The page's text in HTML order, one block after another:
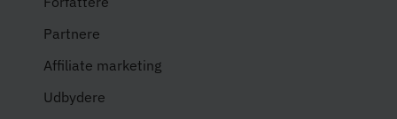
Partnere
Affiliate marketing
Udbydere